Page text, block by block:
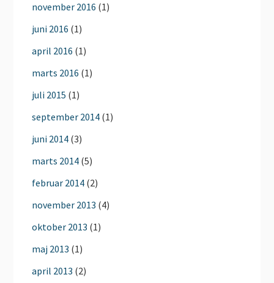
november 2016 (1)
juni 2016 (1)
april 2016 (1)
marts 2016 (1)
juli 2015 (1)
september 2014 (1)
juni 2014 (3)
marts 2014 (5)
februar 2014 (2)
november 2013 (4)
oktober 2013 (1)
maj 2013 (1)
april 2013 (2)